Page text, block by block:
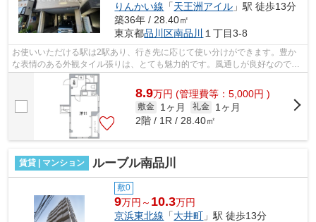
りんかい線 「天王洲アイル 」駅 徒歩13分
築36年 / 28.40㎡
東京都品川区南品川 １丁目3-8
お使いいただける駅は2駅あり、行き先に応じて使い分けができます。豊か
な表情のある外観タイル張りは、とても魅力的です。風通しが良好なので、
いつでも新鮮な空気がはいってきます。...
8.9万円 (管理費等：5,000円 )
敷金 1ヶ月 礼金
1ヶ月
2階 / 1R / 28.40㎡
賃貸 | マンション ルーブル南品川
敷0
9万円～ 10.3万円
京浜東北線 「大井町 」駅 徒歩13分